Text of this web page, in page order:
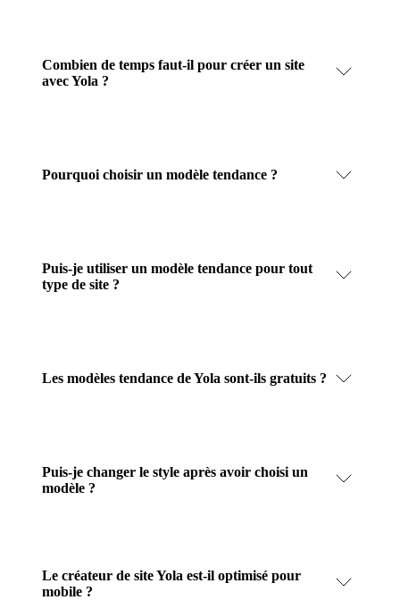
Combien de temps faut-il pour créer un site
avec Yola ?
Pourquoi choisir un modèle tendance ?
Puis-je utiliser un modèle tendance pour tout
type de site ?
Les modèles tendance de Yola sont-ils gratuits ?
Puis-je changer le style après avoir choisi un
modèle ?
Le créateur de site Yola est-il optimisé pour
mobile ?